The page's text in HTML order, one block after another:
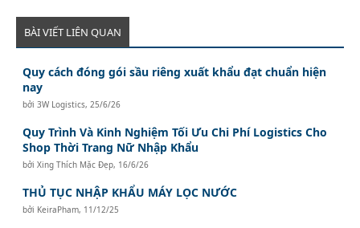
BÀI VIẾT LIÊN QUAN
Quy cách đóng gói sầu riêng xuất khẩu đạt chuẩn hiện
nay
bởi3W Logistics, 25/6/26
Quy Trình Và Kinh Nghiệm Tối Ưu Chi Phí Logistics Cho
Shop Thời Trang Nữ Nhập Khẩu
bởiXing Thích Mặc Đẹp, 16/6/26
THỦ TỤC NHẬP KHẨU MÁY LỌC NƯỚC
bởi KeiraPham, 11/12/25